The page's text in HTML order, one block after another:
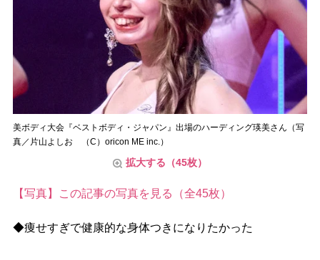
美ボディ大会『ベストボディ・ジャパン』出場のハーディング瑛美さん（写
真／片山よしお （C）oricon ME inc.）
拡大する（45枚）
【写真】この記事の写真を見る（全45枚）
◆痩せすぎで健康的な身体つきになりたかった